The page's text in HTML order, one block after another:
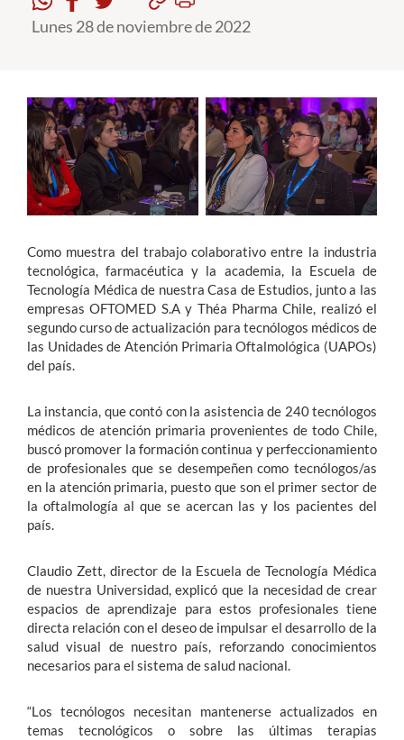
Académicos
Funcionarios
English
Lunes 28 de noviembre de 2022
Como muestra del trabajo colaborativo entre la industria
tecnológica, farmacéutica y la academia, la Escuela de
Tecnología Médica de nuestra Casa de Estudios, junto a las
empresas OFTOMED S.A y Théa Pharma Chile, realizó el
segundo curso de actualización para tecnólogos médicos de
las Unidades de Atención Primaria Oftalmológica (UAPOs)
del país.
La instancia, que contó con la asistencia de 240 tecnólogos
médicos de atención primaria provenientes de todo Chile,
buscó promover la formación continua y perfeccionamiento
de profesionales que se desempeñen como tecnólogos/as
en la atención primaria, puesto que son el primer sector de
la oftalmología al que se acercan las y los pacientes del
país.
Claudio Zett, director de la Escuela de Tecnología Médica
de nuestra Universidad, explicó que la necesidad de crear
espacios de aprendizaje para estos profesionales tiene
directa relación con el deseo de impulsar el desarrollo de la
salud visual de nuestro país, reforzando conocimientos
necesarios para el sistema de salud nacional.
“Los tecnólogos necesitan mantenerse actualizados en
temas tecnológicos o sobre las últimas terapias